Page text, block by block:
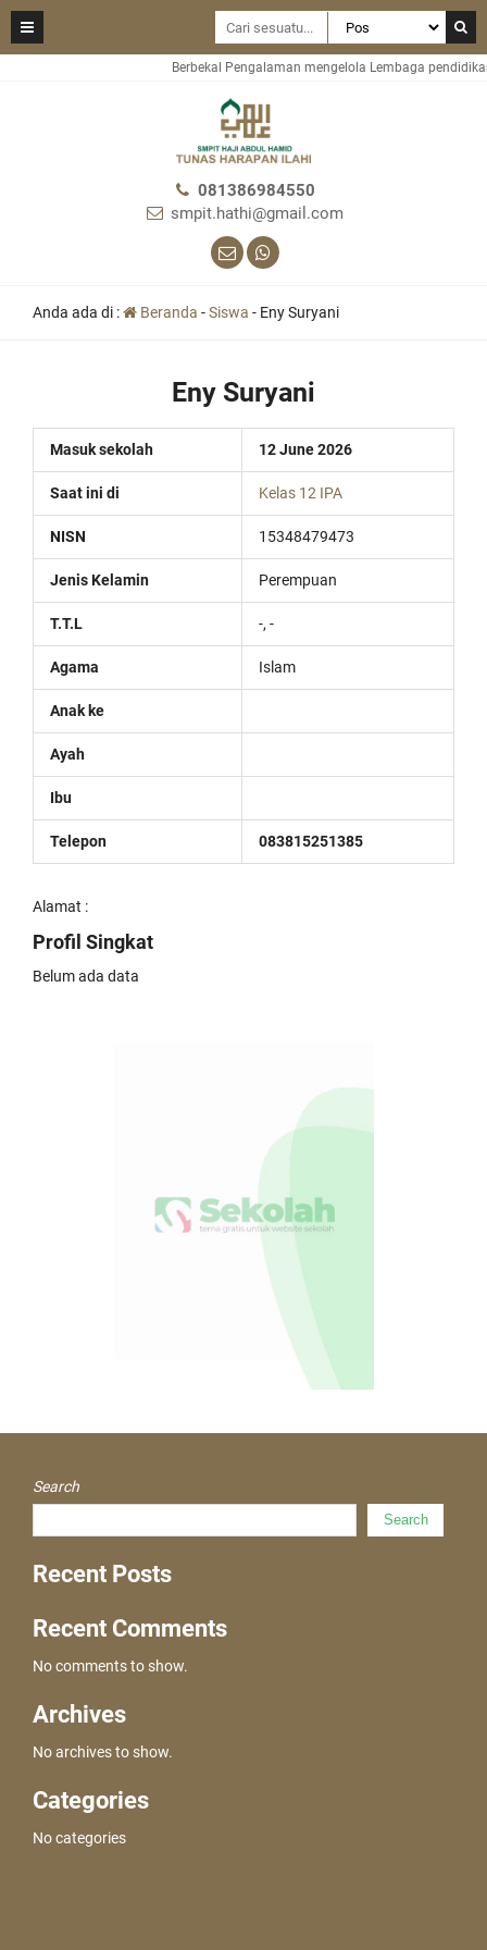
Berbekal Pengalaman mengelola Lembaga
081386984550
smpit.hathi@gmail.com
Anda ada di : Beranda -Siswa - Eny Suryani
Eny Suryani
Masuk sekolah 12 June 2026
Saat ini di Kelas 12 IPA
NISN 15348479473
Jenis Kelamin Perempuan
T.T.L -, -
Agama Islam
Anak ke
Ayah
Ibu
Telepon 083815251385
Alamat :
Profil Singkat
Belum ada data
Search
Search
Recent Posts
Recent Comments
No comments to show.
Archives
No archives to show.
Categories
No categories